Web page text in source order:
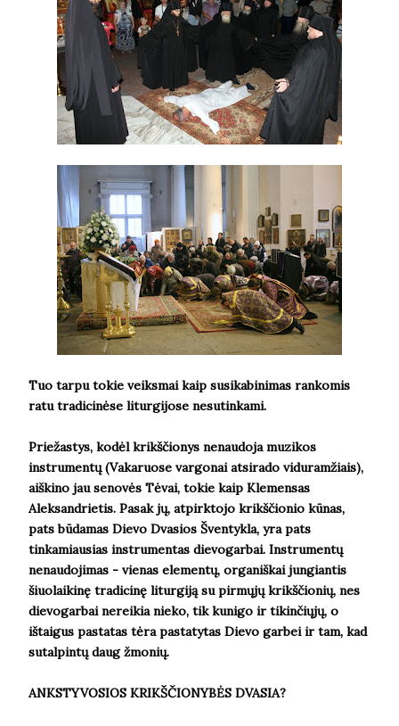
Tuo tarpu tokie veiksmai kaip susikabinimas rankomis
ratu tradicinėse liturgijose nesutinkami.
Priežastys, kodėl krikščionys nenaudoja muzikos
instrumentų (Vakaruose vargonai atsirado viduramžiais),
aiškino jau senovės Tėvai, tokie kaip Klemensas
Aleksandrietis. Pasak jų, atpirktojo krikščionio kūnas,
pats būdamas Dievo Dvasios Šventykla, yra pats
tinkamiausias instrumentas dievogarbai. Instrumentų
nenaudojimas - vienas elementų, organiškai jungiantis
šiuolaikinę tradicinę liturgiją su pirmųjų krikščionių, nes
dievogarbai nereikia nieko, tik kunigo ir tikinčiųjų, o
ištaigus pastatas tėra pastatytas Dievo garbei ir tam, kad
sutalpintų daug žmonių.
ANKSTYVOSIOS KRIKŠČIONYBĖS DVASIA?